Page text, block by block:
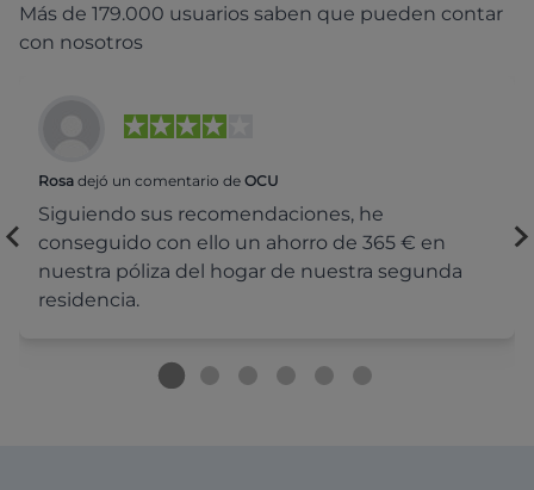
Más de 179.000 usuarios saben que pueden contar
con nosotros
Rosa dejó un comentario de OCU
Siguiendo sus recomendaciones, he
conseguido con ello un ahorro de 365 € en
nuestra póliza del hogar de nuestra segunda
residencia.